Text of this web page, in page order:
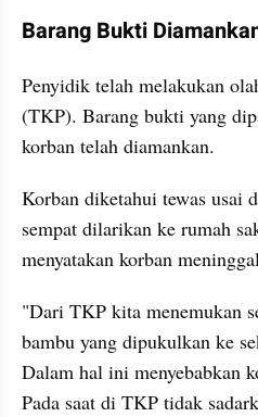
Barang Bukti
Penyidik telah melakukan
(TKP). Barang bukti yang
korban telah diamankan.
Korban diketahui tewas usai
sempat dilarikan ke rumah
menyatakan korban
"Dari TKP kita menemukan
bambu yang dipukulkan ke
Dalam hal ini menyebabkan
Pada saat di TKP tidak